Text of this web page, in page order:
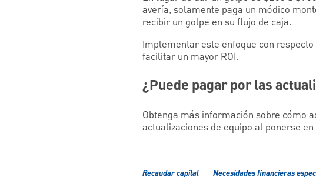
avería, solamente paga un módico
recibir un golpe en su flujo de caja.
Implementar este enfoque con
facilitar un mayor ROI.
¿Puede pagar por las
Obtenga más información sobre cómo
actualizaciones de equipo al ponerse
Recaudar capital Necesidades financieras